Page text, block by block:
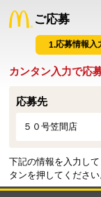
ご応募
応募情報入
カンタン入力で応
応募先
５０号笠間店
下記の情報を入力し
タンを押してください